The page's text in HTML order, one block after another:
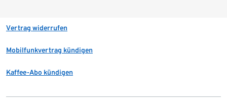
Vertrag widerrufen
Mobilfunkvertrag kündigen
Kaffee-Abo kündigen